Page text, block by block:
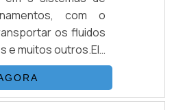
com o
os fluidos
e muitos outros.Ela
destinadas ao
de pressão e
de modulação,